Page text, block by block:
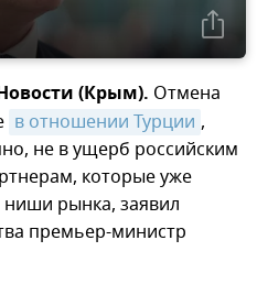
(Крым). Отмена
в отношении Турции ,
не в ущерб российским
которые уже
рынка, заявил
премьер-министр